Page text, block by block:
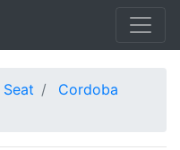
Seat
Cordoba